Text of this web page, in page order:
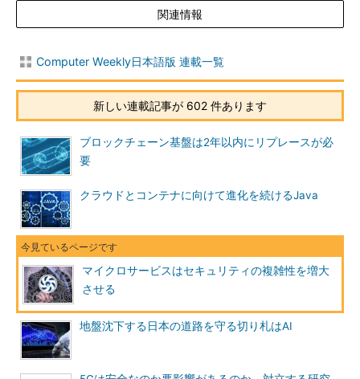
関連情報
Computer Weekly日本語版 連載一覧
新しい連載記事が 602 件あります
ブロックチェーン基盤は2年以内にリプレースが必
要
クラウドとコンテナに向けて進化を続けるJava
マイクロサービスはセキュリティの複雑性を増大
させる
地盤沈下する日本の道路を守る切り札はAI